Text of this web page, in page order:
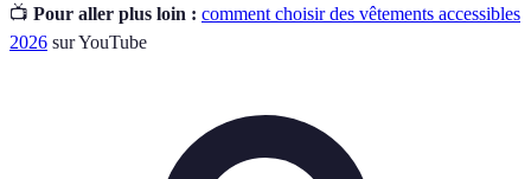
📺 Pour aller plus loin : comment choisir des vêtements accessibles
2026 sur YouTube